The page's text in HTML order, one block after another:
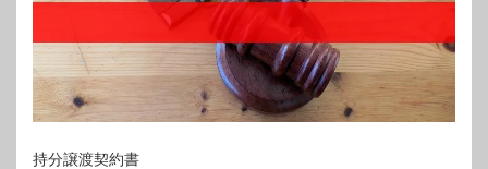
持分譲渡契約書